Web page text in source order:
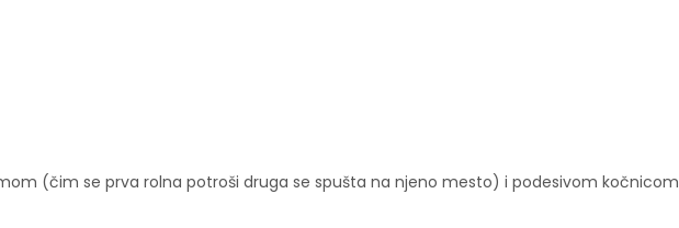
(čim se prva rolna potroši druga se spušta na njeno mesto) i podesivom kočnicom